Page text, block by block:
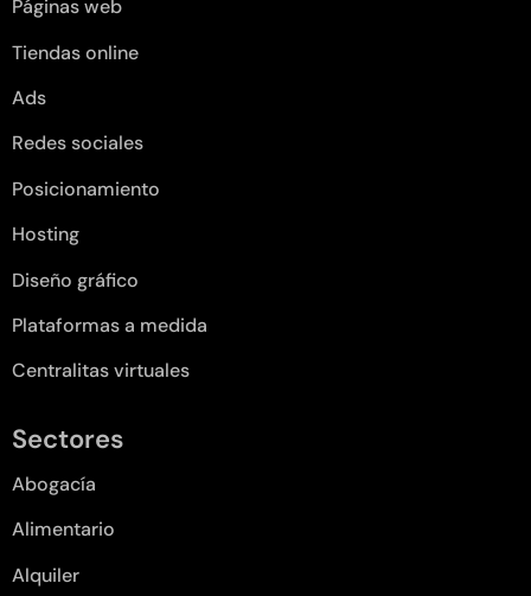
Páginas web
Tiendas online
Ads
Redes sociales
Posicionamiento
Hosting
Diseño gráfico
Plataformas a medida
Centralitas virtuales
Sectores
Abogacía
Alimentario
Alquiler